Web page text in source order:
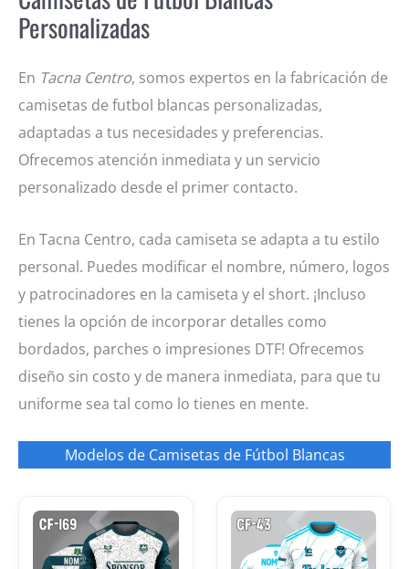
Personalizadas
En Tacna Centro, somos expertos en la fabricación de
camisetas de futbol blancas personalizadas,
adaptadas a tus necesidades y preferencias.
Ofrecemos atención inmediata y un servicio
personalizado desde el primer contacto.
En Tacna Centro, cada camiseta se adapta a tu estilo
personal. Puedes modificar el nombre, número, logos
y patrocinadores en la camiseta y el short. ¡Incluso
tienes la opción de incorporar detalles como
bordados, parches o impresiones DTF! Ofrecemos
diseño sin costo y de manera inmediata, para que tu
uniforme sea tal como lo tienes en mente.
Modelos de Camisetas de Fútbol Blancas